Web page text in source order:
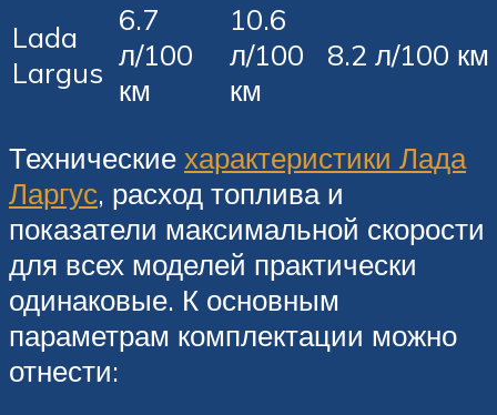
Lada
Largus
6.7
л/100
км
10.6
л/100
км
8.2 л/100 км
Технические характеристики Лада
Ларгус, расход топлива и
показатели максимальной скорости
для всех моделей практически
одинаковые. К основным
параметрам комплектации можно
отнести: